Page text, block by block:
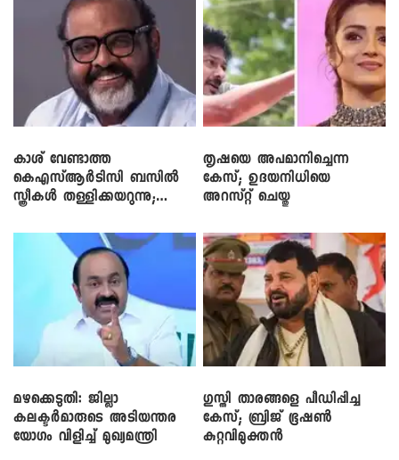
കാശ് വേണ്ടാത്ത
കെഎസ്ആർടിസി ബസിൽ
സ്ത്രീകൾ തള്ളിക്കയറുന്നു;
തൃഷയെ അപമാനിച്ചെന്ന
കേസ്; ഉദയനിധിയെ
അറസ്റ്റ് ചെയ്തു
മഴക്കെടുതി: ജില്ലാ
കലക്ടർമാരുടെ അടിയന്തര
യോഗം വിളിച്ച് മുഖ്യമന്ത്രി
​ഗുസ്തി താരങ്ങളെ പീഡിപ്പിച്ച
കേസ്; ബ്രിജ് ഭൂഷൺ
കുറ്റവിമുക്തൻ